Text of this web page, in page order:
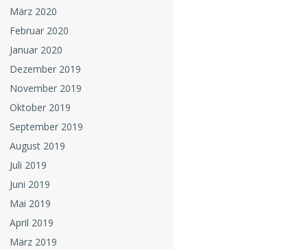
März 2020
Februar 2020
Januar 2020
Dezember 2019
November 2019
Oktober 2019
September 2019
August 2019
Juli 2019
Juni 2019
Mai 2019
April 2019
März 2019